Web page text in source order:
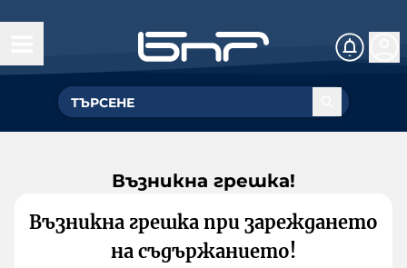
Възникна грешка!
Възникна грешка при зареждането
на съдържанието!